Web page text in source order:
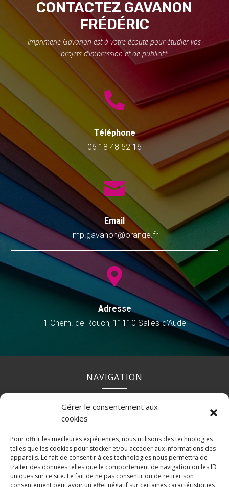
Gérer le consentement aux
cookies
Pour offrir les meilleures expériences, nous utilisons des technologies
telles que les cookies pour stocker et/ou accéder aux informations des
appareils. Le fait de consentir à ces technologies nous permettra de
traiter des données telles que le comportement de navigation ou les ID
uniques sur ce site. Le fait de ne pas consentir ou de retirer son
consentement peut avoir un effet négatif sur certaines caractéristiques
CONTACTEZ GAVANON
FRÉDÉRIC
Imprimerie Gavanon est à votre écoute pour étudier vos
projets d’impression et de publicité

Téléphone
06 18 48 52 16

Email
imp.gavanon@orange.fr

Adresse
1 Chem. de Rouch, 11110 Salles-d’Aude
NAVIGATION
Contact Mentions légales
RÉALISATION